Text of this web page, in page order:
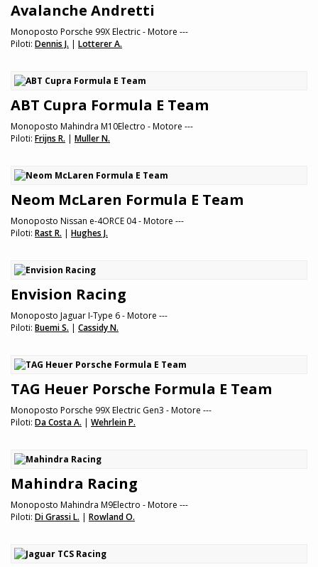
Avalanche Andretti
Monoposto Porsche 99X Electric - Motore ---
Piloti: Dennis J. | Lotterer A.
ABT Cupra Formula E Team
Monoposto Mahindra M10Electro - Motore ---
Piloti: Frijns R. | Muller N.
Neom McLaren Formula E Team
Monoposto Nissan e-4ORCE 04 - Motore ---
Piloti: Rast R. | Hughes J.
Envision Racing
Monoposto Jaguar I-Type 6 - Motore ---
Piloti: Buemi S. | Cassidy N.
TAG Heuer Porsche Formula E Team
Monoposto Porsche 99X Electric Gen3 - Motore ---
Piloti: Da Costa A. | Wehrlein P.
Mahindra Racing
Monoposto Mahindra M9Electro - Motore ---
Piloti: Di Grassi L. | Rowland O.